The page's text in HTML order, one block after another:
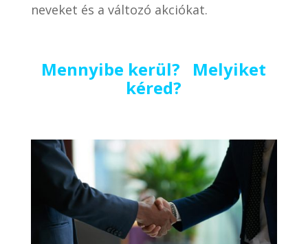
neveket és a változó akciókat.
Mennyibe kerül? Melyiket
kéred?